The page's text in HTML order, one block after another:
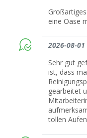
eine Oase
2026-08-01
Sehr gut
ist, dass
gearbeitet
tollen